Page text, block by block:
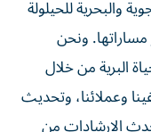
والبحرية للحيلولة
ونحن
البرية من خلال
وعملائنا، وتحديث